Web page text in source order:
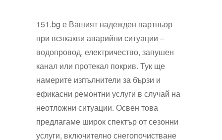
151.bg е Вашият надежден партньор
при всякакви аварийни ситуации –
водопровод, електричество, запушен
канал или протекал покрив. Тук ще
намерите изпълнители за бързи и
ефикасни ремонтни услуги в случай на
неотложни ситуации. Освен това
предлагаме широк спектър от сезонни
услуги, включително снегопочистване